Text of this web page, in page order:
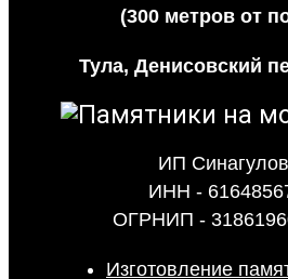
(300 метров от
Тула, Денисовский
ИП
ИНН -
ОГРНИП -
Изготовление